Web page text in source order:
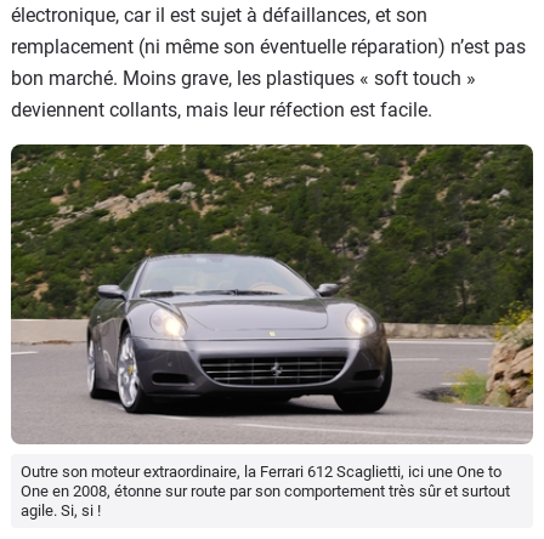
électronique, car il est sujet à défaillances, et son
remplacement (ni même son éventuelle réparation) n’est pas
bon marché. Moins grave, les plastiques « soft touch »
deviennent collants, mais leur réfection est facile.
Outre son moteur extraordinaire, la Ferrari 612 Scaglietti, ici une One to
One en 2008, étonne sur route par son comportement très sûr et surtout
agile. Si, si !